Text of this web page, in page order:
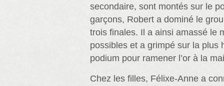
secondaire, sont montés sur le
garçons, Robert a dominé le
trois finales. Il a ainsi amassé le
possibles et a grimpé sur la plus
podium pour ramener l’or à la
Chez les filles, Félixe-Anne a